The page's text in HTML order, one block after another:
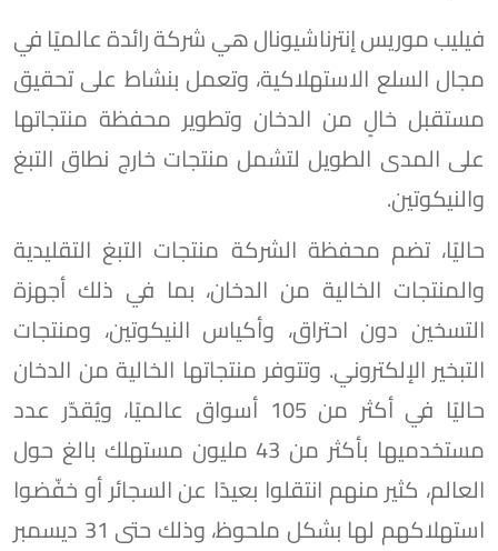
فيليب موريس إنترناشيونال هي شركة رائدة عالميًا في
مجال السلع الاستهلاكية، وتعمل بنشاط على تحقيق
مستقبل خالٍ من الدخان وتطوير محفظة منتجاتها
على المدى الطويل لتشمل منتجات خارج نطاق التبغ
والنيكوتين.
حاليًا، تضم محفظة الشركة منتجات التبغ التقليدية
والمنتجات الخالية من الدخان، بما في ذلك أجهزة
التسخين دون احتراق، وأكياس النيكوتين، ومنتجات
التبخير الإلكتروني. وتتوفر منتجاتها الخالية من الدخان
حاليًا في أكثر من 105 أسواق عالميًا، ويُقدّر عدد
مستخدميها بأكثر من 43 مليون مستهلك بالغ حول
العالم، كثير منهم انتقلوا بعيدًا عن السجائر أو خفّضوا
استهلاكهم لها بشكل ملحوظ، وذلك حتى 31 ديسمبر